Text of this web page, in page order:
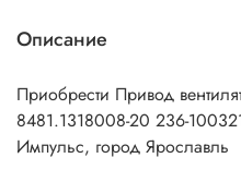
Описание
Приобрести Привод
8481.1318008-20 236-
Импульс, город Ярославль